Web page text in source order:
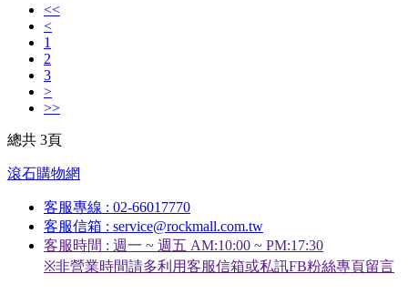
<<
<
1
2
3
>
>>
總共 3頁
滾石購物網
客服專線 : 02-66017770
客服信箱 : service@rockmall.com.tw
客服時間 : 週一 ~ 週五 AM:10:00 ~ PM:17:30
※非營業時間請多利用客服信箱或私訊FB粉絲專頁留言